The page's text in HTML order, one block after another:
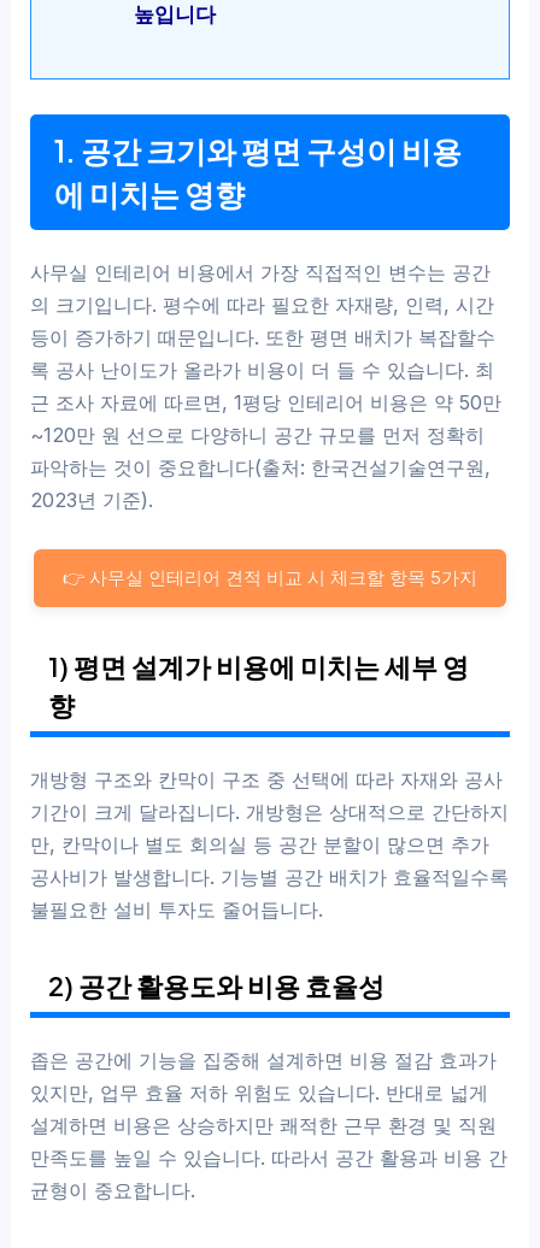
높입니다
1. 공간 크기와 평면 구성이 비용
에 미치는 영향
사무실 인테리어 비용에서 가장 직접적인 변수는 공간
의 크기입니다. 평수에 따라 필요한 자재량, 인력, 시간
등이 증가하기 때문입니다. 또한 평면 배치가 복잡할수
록 공사 난이도가 올라가 비용이 더 들 수 있습니다. 최
근 조사 자료에 따르면, 1평당 인테리어 비용은 약 50만
~120만 원 선으로 다양하니 공간 규모를 먼저 정확히
파악하는 것이 중요합니다(출처: 한국건설기술연구원,
2023년 기준).
👉 사무실 인테리어 견적 비교 시 체크할 항목 5가지
1) 평면 설계가 비용에 미치는 세부 영
향
개방형 구조와 칸막이 구조 중 선택에 따라 자재와 공사
기간이 크게 달라집니다. 개방형은 상대적으로 간단하지
만, 칸막이나 별도 회의실 등 공간 분할이 많으면 추가
공사비가 발생합니다. 기능별 공간 배치가 효율적일수록
불필요한 설비 투자도 줄어듭니다.
2) 공간 활용도와 비용 효율성
좁은 공간에 기능을 집중해 설계하면 비용 절감 효과가
있지만, 업무 효율 저하 위험도 있습니다. 반대로 넓게
설계하면 비용은 상승하지만 쾌적한 근무 환경 및 직원
만족도를 높일 수 있습니다. 따라서 공간 활용과 비용 간
균형이 중요합니다.